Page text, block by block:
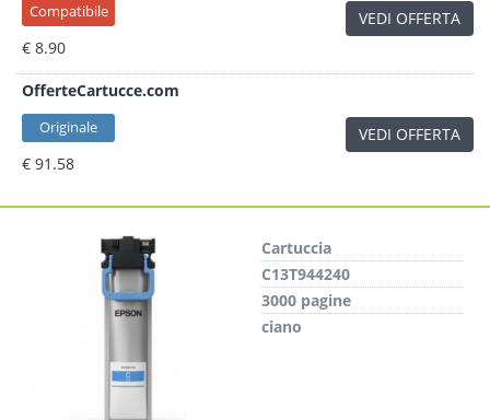
Compatibile
€ 8.90
VEDI OFFERTA
OfferteCartucce.com
Originale
€ 91.58
VEDI OFFERTA
Cartuccia
C13T944240
3000 pagine
ciano